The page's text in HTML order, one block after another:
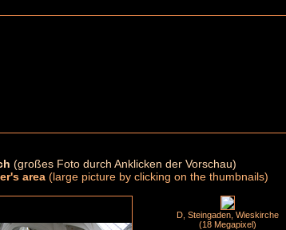
(großes Foto durch Anklicken der Vorschau)
area (large picture by clicking on the thumbnails)
D, Steingaden, Wieskirche
(18 Megapixel)